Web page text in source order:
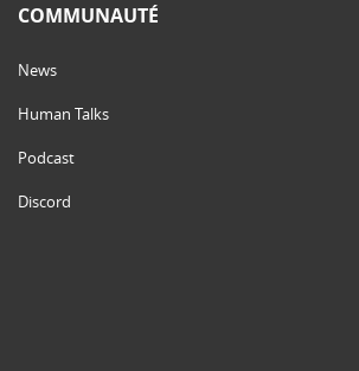
COMMUNAUTÉ
News
Human Talks
Podcast
Discord